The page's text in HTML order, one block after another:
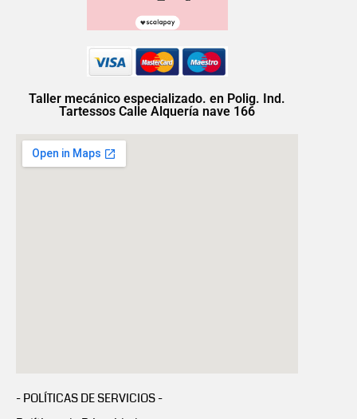
Taller mecánico especializado. en Polig. Ind.
Tartessos Calle Alquería nave 166
- POLÍTICAS DE SERVICIOS -